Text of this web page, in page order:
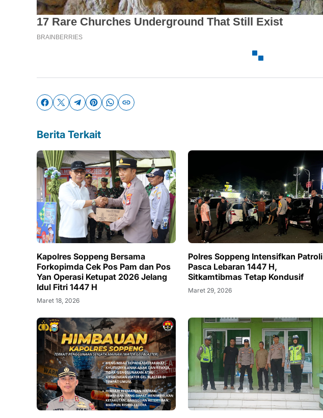
Berita Terkait
Kapolres Soppeng Bersama
Forkopimda Cek Pos Pam dan Pos
Yan Operasi Ketupat 2026 Jelang
Idul Fitri 1447 H
Maret 18, 2026
Polres Soppeng Intensifkan Patroli
Pasca Lebaran 1447 H,
Sitkamtibmas Tetap Kondusif
Maret 29, 2026